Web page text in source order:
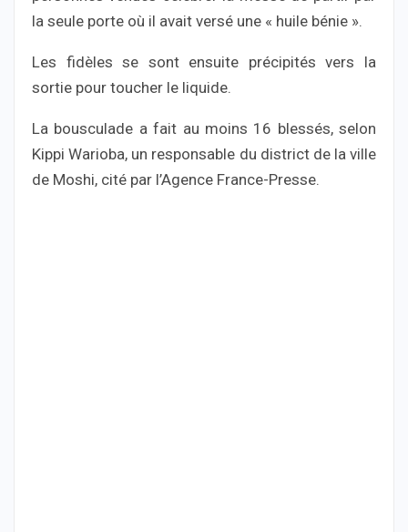
la seule porte où il avait versé une « huile bénie ».
Les fidèles se sont ensuite précipités vers la
sortie pour toucher le liquide.
La bousculade a fait au moins 16 blessés, selon
Kippi Warioba, un responsable du district de la ville
de Moshi, cité par l’Agence France-Presse.